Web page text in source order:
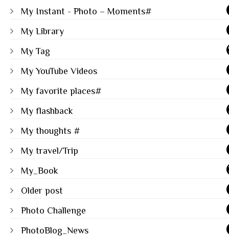
My Instant - Photo – Moments#
My Library
My Tag
My YouTube Videos
My favorite places#
My flashback
My thoughts #
My travel/Trip
My_Book
Older post
Photo Challenge
PhotoBlog_News